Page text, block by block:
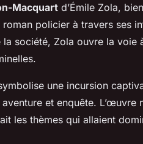
Macquart d’Émile Zola,
policier à travers ses
société, Zola ouvre la voie
une incursion
et enquête. L’œuvre
les thèmes qui allaient